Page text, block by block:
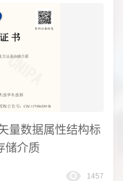
量数据属性结构标
储介质
1457